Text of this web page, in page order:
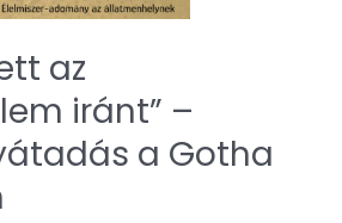
az
iránt” –
a Gotha